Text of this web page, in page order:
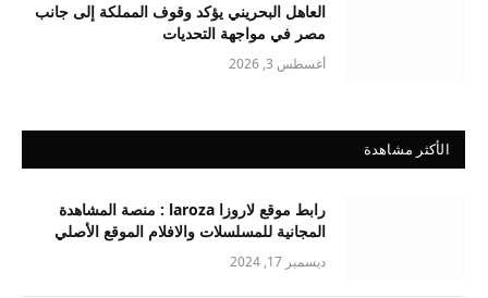
العاهل البحريني يؤكد وقوف المملكة إلى جانب
مصر في مواجهة التحديات
أغسطس 3, 2026
الأكثر مشاهدة
رابط موقع لاروزا laroza : منصة المشاهدة
المجانية للمسلسلات والافلام الموقع الأصلي
ديسمبر 17, 2024